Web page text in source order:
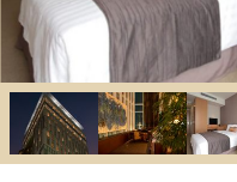
よくある質問
ホテル・宿泊業界情報
無料 転職サポ